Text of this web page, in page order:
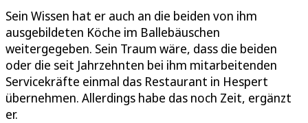
Sein Wissen hat er auch an die beiden von ihm
ausgebildeten Köche im Ballebäuschen
weitergegeben. Sein Traum wäre, dass die beiden
oder die seit Jahrzehnten bei ihm mitarbeitenden
Servicekräfte einmal das Restaurant in Hespert
übernehmen. Allerdings habe das noch Zeit, ergänzt
er.